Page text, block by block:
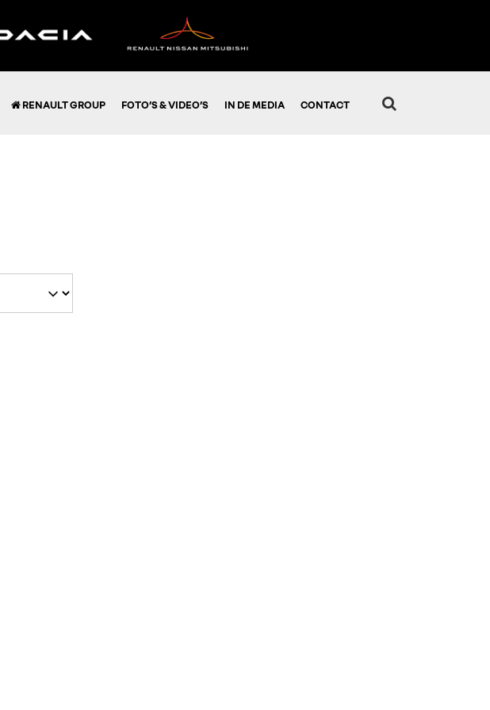
RENAULT GROUP FOTO’S & VIDEO’S IN DE MEDIA CONTACT